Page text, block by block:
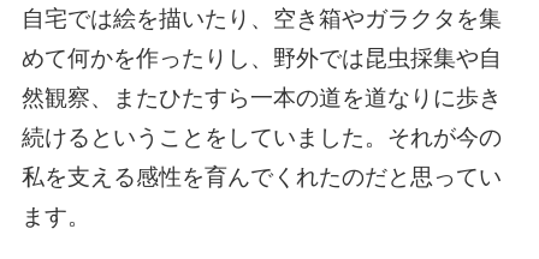
自宅では絵を描いたり、空き箱やガラクタを集
めて何かを作ったりし、野外では昆虫採集や自
然観察、またひたすら一本の道を道なりに歩き
続けるということをしていました。それが今の
私を支える感性を育んでくれたのだと思ってい
ます。